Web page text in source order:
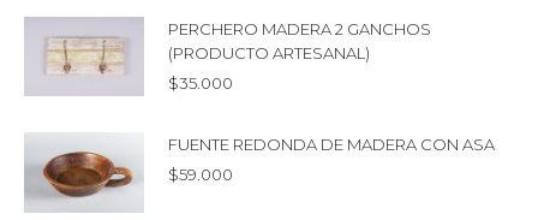
PERCHERO MADERA 2 GANCHOS
(PRODUCTO ARTESANAL)
$35.000
FUENTE REDONDA DE MADERA CON ASA
$59.000